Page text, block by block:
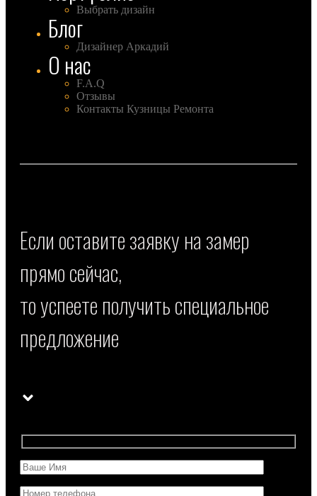
Выбрать дизайн
Блог
Дизайнер Аркадий
О нас
F.A.Q
Отзывы
Контакты Кузницы Ремонта
Если оставите заявку на замер
прямо сейчас,
то успеете получить специальное
предложение